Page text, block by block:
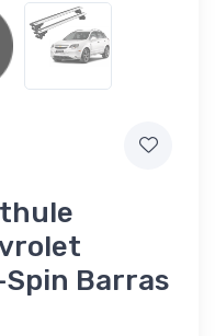
Barras